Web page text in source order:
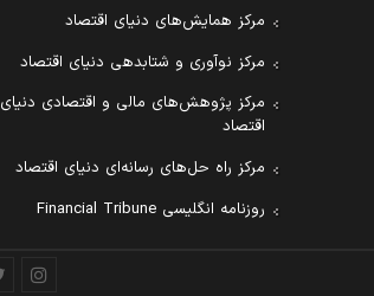
مرکز همایش‌های دنیای اقتصاد
مرکز نوآوری و شتابدهی دنیای اقتصاد
مرکز پژوهش‌های مالی و اقتصادی دنیای
اقتصاد
مرکز راه حل‌های رسانه‌ای دنیای اقتصاد
روزنامه انگلیسی Financial Tribune